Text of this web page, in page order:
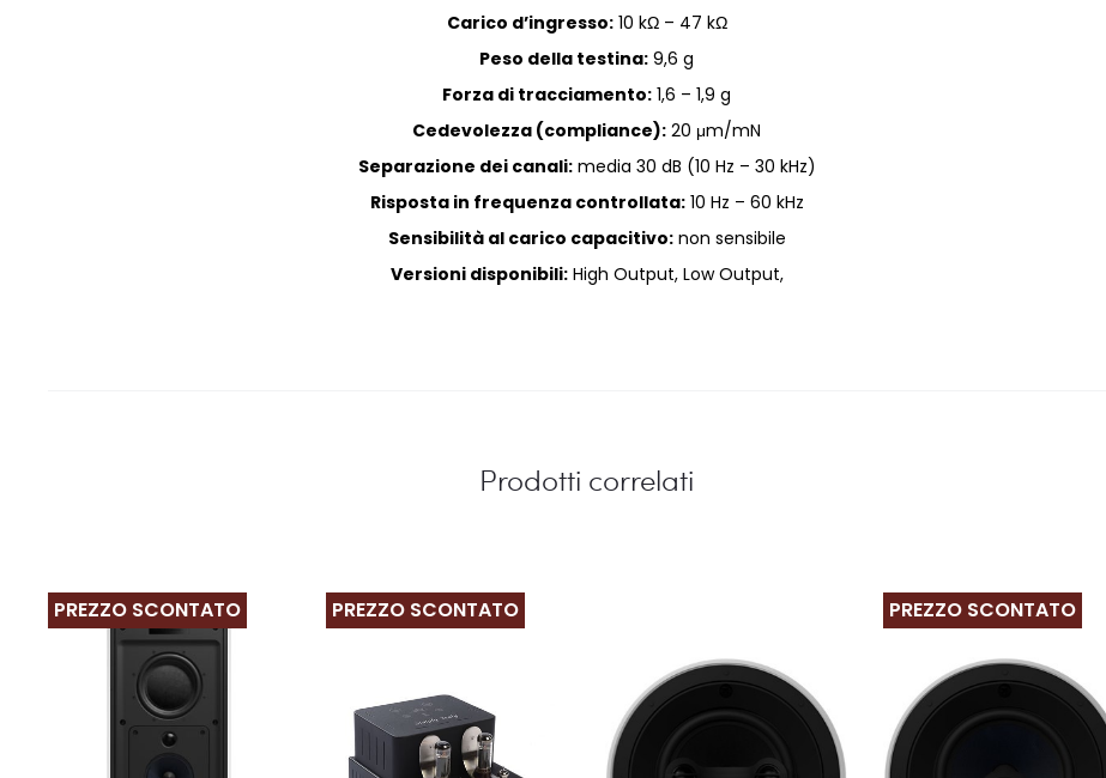
Carico d’ingresso:10 kΩ – 47 kΩ
Peso della testina: 9,6 g
Forza di tracciamento: 1,6 – 1,9 g
Cedevolezza (compliance): 20 μm/mN
Separazione dei canali:media 30 dB (10 Hz – 30 kHz)
Risposta in frequenza controllata:10 Hz – 60 kHz
Sensibilità al carico capacitivo:non sensibile
Versioni disponibili:High Output, Low Output,
Prodotti correlati
PREZZO SCONTATO PREZZO SCONTATO PREZZO SCONTATO